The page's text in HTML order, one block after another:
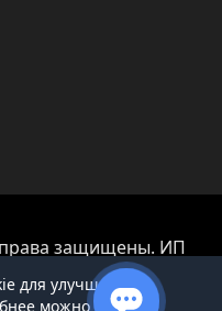
защищены. ИП
для улучшения
можно узнать в